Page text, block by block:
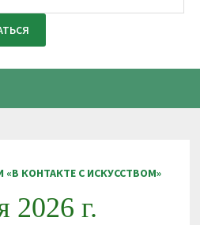
КОНТАКТЕ С ИСКУССТВОМ»
2026 г.